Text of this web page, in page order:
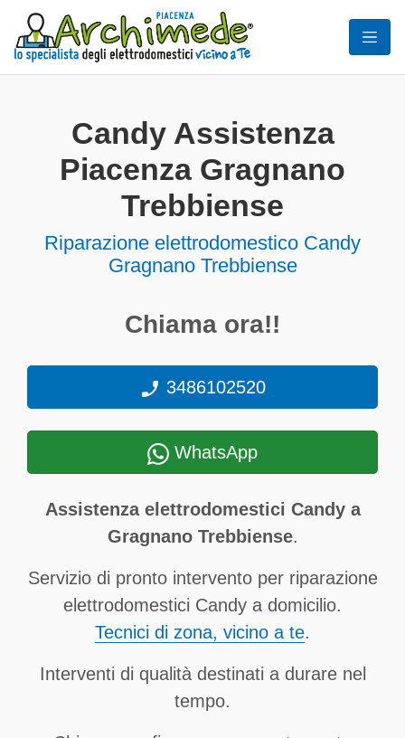
Candy Assistenza
Piacenza Gragnano
Trebbiense
Riparazione elettrodomestico Candy
Gragnano Trebbiense
Chiama ora!!
3486102520
WhatsApp
Assistenza elettrodomestici Candy a
Gragnano Trebbiense.
Servizio di pronto intervento per riparazione
elettrodomestici Candy a domicilio.
Tecnici di zona, vicino a te.
Interventi di qualità destinati a durare nel
tempo.